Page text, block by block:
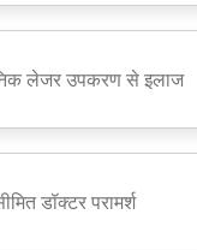
लेजर उपकरण से इलाज
डॉक्टर परामर्श